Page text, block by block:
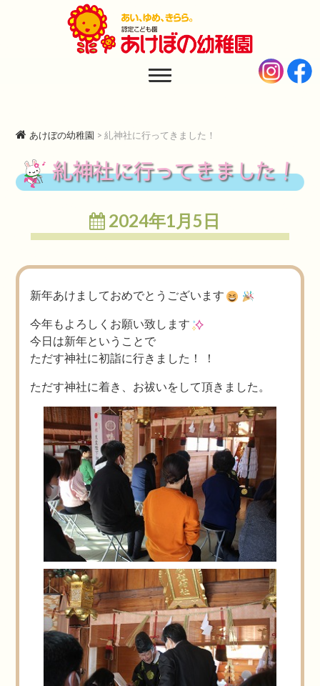
あけぼの幼稚園
あけぼの幼稚園 >糺神社に行ってきました！
糺神社に行ってきました！
2024年1月5日
新年あけましておめでとうございます
今年もよろしくお願い致します
今日は新年ということで
ただす神社に初詣に行きました！ ！
ただす神社に着き、お祓いをして頂きました。